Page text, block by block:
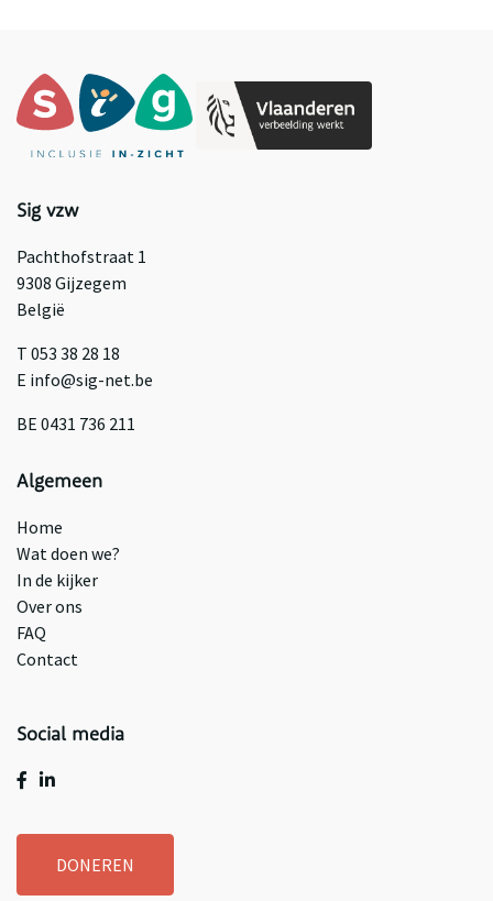
Sig vzw
Pachthofstraat 1
9308 Gijzegem
België
T 053 38 28 18
E info@sig-net.be
BE 0431 736 211
Algemeen
Home
Wat doen we?
In de kijker
Over ons
FAQ
Contact
Social media
DONEREN